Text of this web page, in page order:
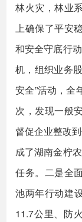
林火灾，林业
上确保了平安
和安全守底行
机，组织业务
安全”活动，全
次，发现一般
督促企业整改
成了湖南金柠
任务。二是全
池两年行动建
11.7公里、防